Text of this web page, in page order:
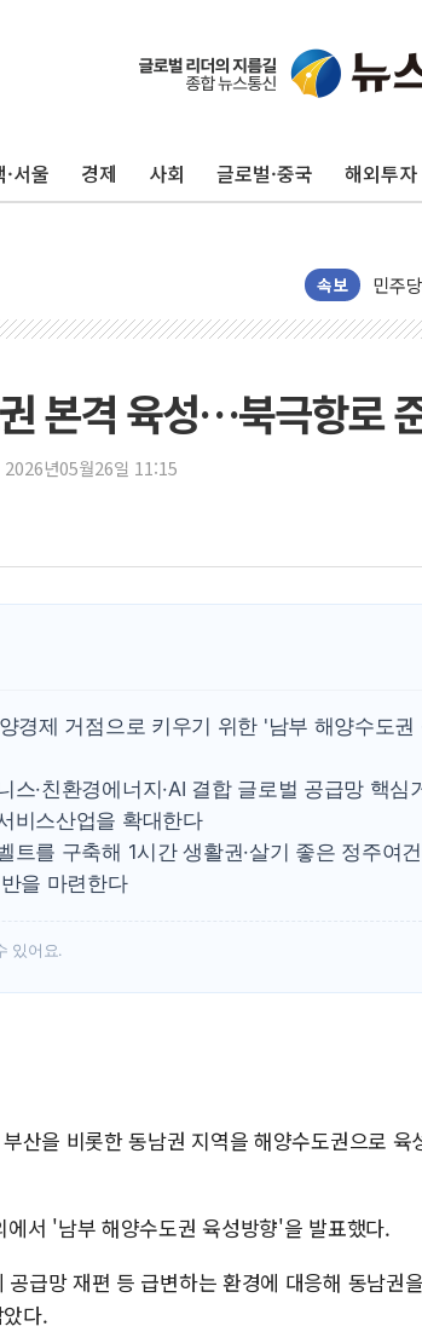
·서울 경제 사회 글로벌·중국 해외투자
속보
평택
상주
[종합]
인천
김민
[속보]
[속보]
정
최
하나
인천
윤준
'호
본격 육성…북극항로
2026년05월26일 11:15
경제 거점으로 키우기 위한 '남부 해양수도권
스·친환경에너지·AI 결합 글로벌 공급망 핵심
비스산업을 확대한다
트를 구축해 1시간 생활권·살기 좋은 정주여
을 마련한다
있어요.
산을 비롯한 동남권 지역을 해양수도권으로 육
서 '남부 해양수도권 육성방향'을 발표했다.
급망 재편 등 급변하는 환경에 대응해 동남권
다.